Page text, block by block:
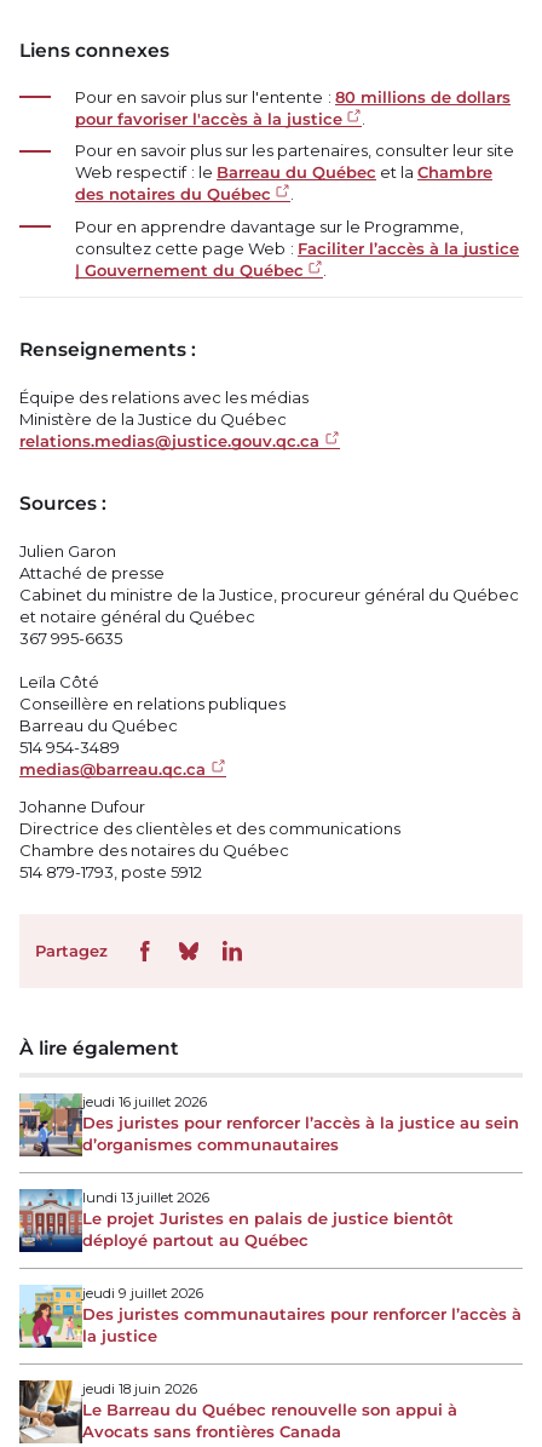
Liens connexes
Pour en savoir plus sur l'entente : 80 millions de dollars
pour favoriser l'accès à la justice
.
Pour en savoir plus sur les partenaires, consulter leur site
Web respectif : le Barreau du Québec et la Chambre
des notaires du Québec
.
Pour en apprendre davantage sur le Programme,
consultez cette page Web : Faciliter l’accès à la justice
| Gouvernement du Québec
Renseignements :
Équipe des relations avec les médias
Ministère de la Justice du Québec
relations.medias@justice.gouv.qc.ca
Sources :
Julien Garon
Attaché de presse
Cabinet du ministre de la Justice, procureur général du Québec
et notaire général du Québec
367 995-6635
Leïla Côté
Conseillère en relations publiques
Barreau du Québec
514 954-3489
medias@barreau.qc.ca
Johanne Dufour
Directrice des clientèles et des communications
Chambre des notaires du Québec
514 879-1793, poste 5912
Partagez
À lire également
jeudi 16 juillet 2026
Des juristes pour renforcer l’accès à la justice au sein
d’organismes communautaires
lundi 13 juillet 2026
Le projet Juristes en palais de justice bientôt
déployé partout au Québec
jeudi 9 juillet 2026
Des juristes communautaires pour renforcer l’accès à
la justice
jeudi 18 juin 2026
Le Barreau du Québec renouvelle son appui à
Avocats sans frontières Canada